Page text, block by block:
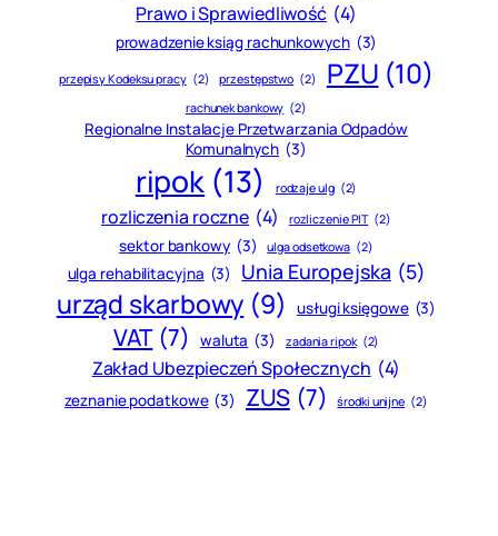
Prawo i Sprawiedliwość (4)
prowadzenie ksiąg rachunkowych (3)
przepisy Kodeksu pracy (2) przestępstwo (2) PZU (10)
rachunek bankowy (2)
Regionalne Instalacje Przetwarzania Odpadów
Komunalnych (3)
ripok (13) rodzaje ulg (2)
rozliczenia roczne (4) rozliczenie PIT (2)
sektor bankowy (3) ulga odsetkowa (2)
ulga rehabilitacyjna (3) Unia Europejska (5)
urząd skarbowy (9) usługi księgowe (3)
VAT (7) waluta (3) zadania ripok (2)
Zakład Ubezpieczeń Społecznych (4)
zeznanie podatkowe (3) ZUS (7) środki unijne (2)